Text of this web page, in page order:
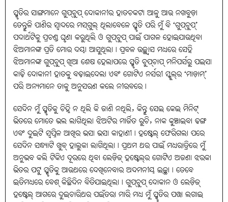
ସ୍ମୃତିର ସାଙ୍ଗମାନେ ଗୁପ୍‌ଚୁପ୍‌ ଦୋକାନୀର ହାତଚକଟା ଆଳୁ ଆଉ ନଖବୁଡ଼ା
ତେନ୍ତୁଳି ପାଣିର ସ୍ବାଦରେ ମସ୍‌ଗୁଲ୍‌ ଥିଲାବେଳେ ସ୍ମୃତି ପରି ମୁଁ ବି ‘ଗୁପ୍‌ଚୁପ୍‌’
ପଦାର୍ଥଟିକୁ ପ୍ରଚଣ୍ଡ ଘୃଣା କରୁଥିଲି ଓ ଗୁପ୍‌ଚୁପ୍‌ ପାଇଁ ପାଗଳ ହୋଇଯାଉଥିବା
ଝିଅମାନଙ୍କ ପ୍ରତି ମୋର ଦୟା ଆସୁଥିଲା। ପ୍ରବଳ ଉଚ୍ଛ୍ୱାସ ମଧ୍ୟରେ ସେହି
ଝିଅମାନଙ୍କ ଗୁପ୍‌ଚୁପ୍‌ ଖିଆ ଶେଷ ହେଲାପରେ ସ୍ମୃତି ଚୁପ୍‌ଚାପ୍‌ ମନିପର୍ସରୁ ପଇସା
କାଢ଼ି ଦୋକାନୀ ହାତକୁ ବଢ଼ାଇଦେଲା ଏବଂ ଗୋଟିଏ ନର୍ସରୀ ସ୍କୁଲ୍‌ର ‘ମାଡ଼ାମ୍‌’
ପରି ଅନ୍ୟମାନେ ତାକୁ ଅନୁସରଣ କଲେ ନୀରବରେ।
ସେଦିନ ମୁଁ ସ୍ମୃତିକୁ ଚିହ୍ନି ନ ଥିଲି କି ଜାଣି ନଥିଲି, କିନ୍ତୁ ସେଇ କେଇ ମିନିଟ୍‌
ଭିତରେ ମୋତେ ଭଲ ଲାଗିଥିଲା ଝିଅଟିର ମାର୍ଜିତ ରୁଚି, ନାକ କୁଞ୍ଚାଇବା ଢଙ୍ଗ
ଏବଂ ଦୁଇଟି ସ୍ବପ୍ନିଳ ଆଖିର ଭସା ଭସା କାହାଣୀ। ହଷ୍ଟେଲ୍‌ ଫେରିଗଲା ପରେ
ସେଦିନ ସନ୍ଧ୍ୟାଟି ଖୁବ୍‌ ହାଲୁକା ଲାଗିଥିଲା। ପ୍ରଥମ ଥର ପାଇଁ ମଧ୍ୟରାତ୍ରିରେ ମୁଁ
ଅନୁଭବ କଲି ଟିକିଏ ଦୂରରେ ଥିବା ଲେଡ଼ିଜ୍‌ ହଷ୍ଟେଲ୍‌ର ଗୋଟିଏ ଅଜଣା ଝରକା
ଭିତର ପଟୁ ସ୍ମୃତିକୁ ଆଉଥରେ ଦେଖିନେବାର ଅଦମନୀୟ ଇଚ୍ଛା। ତେବେ
ଇତିମଧ୍ୟରେ ବେଶ୍‌ କିଛିଦିନ ବିତିଯାଇଥିଲା। ଗୁପ୍‌ଚୁପ୍‌ ଦୋକାନ ଓ ଲେଡ଼ିଜ୍‌
ହଷ୍ଟେଲ୍‌ ଆଗରେ ଦୁଇଚାରିଥର ପଇଁତରା ମାରି ମଧ୍ୟ ମୁଁ ସ୍ମୃତିର ପତ୍ତା ଲଗାଇ